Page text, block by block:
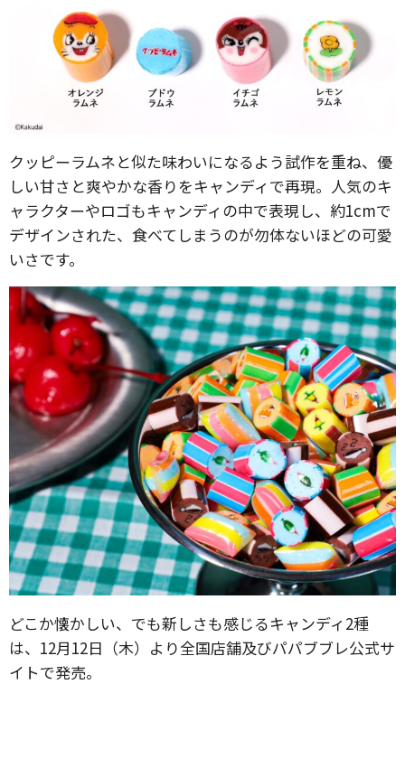
クッピーラムネと似た味わいになるよう試作を重ね、優
しい甘さと爽やかな香りをキャンディで再現。人気のキ
ャラクターやロゴもキャンディの中で表現し、約1cmで
デザインされた、食べてしまうのが勿体ないほどの可愛
いさです。
どこか懐かしい、でも新しさも感じるキャンディ2種
は、12月12日（木）より全国店舗及びパパブブレ公式サ
イトで発売。